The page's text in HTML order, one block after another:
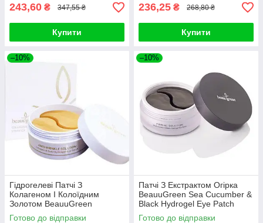
243,60 ₴ 347,55 ₴
Купити
236,25 ₴ 268,80 ₴
Купити
–10%
Гідрогелеві Патчі З
Колагеном І Колоїдним
Золотом BeauuGreen
Collagen & Gold Hydrogel Eye
Готово до відправки
–10%
Патчі З Екстрактом Огірка
BeauuGreen Sea Cucumber &
Black Hydrogel Eye Patch
Готово до відправки